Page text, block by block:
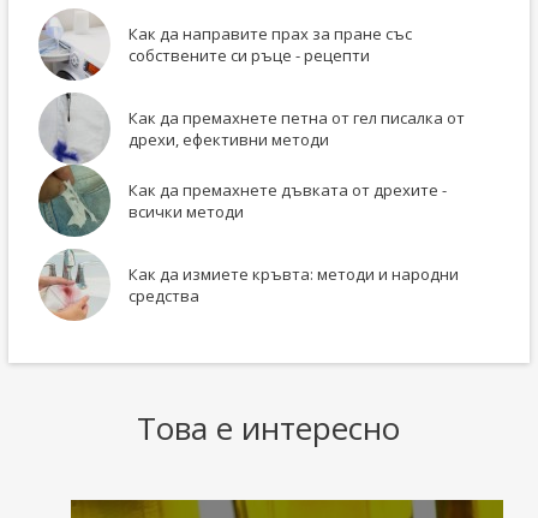
Как да направите прах за пране със
собствените си ръце - рецепти
Как да премахнете петна от гел писалка от
дрехи, ефективни методи
Как да премахнете дъвката от дрехите -
всички методи
Как да измиете кръвта: методи и народни
средства
Това е интересно